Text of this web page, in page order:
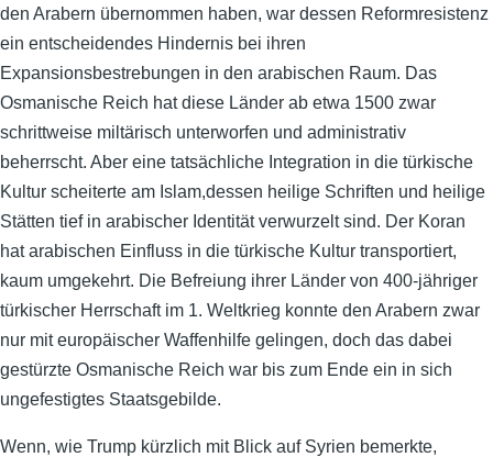
den Arabern übernommen haben, war dessen Reformresistenz
ein entscheidendes Hindernis bei ihren
Expansionsbestrebungen in den arabischen Raum. Das
Osmanische Reich hat diese Länder ab etwa 1500 zwar
schrittweise miltärisch unterworfen und administrativ
beherrscht. Aber eine tatsächliche Integration in die türkische
Kultur scheiterte am Islam,dessen heilige Schriften und heilige
Stätten tief in arabischer Identität verwurzelt sind. Der Koran
hat arabischen Einfluss in die türkische Kultur transportiert,
kaum umgekehrt. Die Befreiung ihrer Länder von 400-jähriger
türkischer Herrschaft im 1. Weltkrieg konnte den Arabern zwar
nur mit europäischer Waffenhilfe gelingen, doch das dabei
gestürzte Osmanische Reich war bis zum Ende ein in sich
ungefestigtes Staatsgebilde.
Wenn, wie Trump kürzlich mit Blick auf Syrien bemerkte,